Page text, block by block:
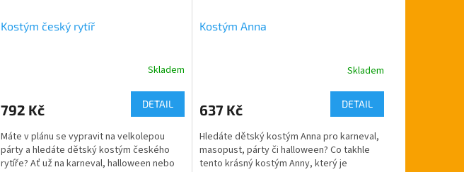
Kostým český rytíř
je
z
5
hvězdiček.
Skladem
792 Kč DETAIL
Máte v plánu se vypravit na velkolepou
párty a hledáte dětský kostým českého
rytíře? Ať už na karneval, halloween nebo
Kostým Anna
Skladem
637 Kč DETAIL
Hledáte dětský kostým Anna pro karneval,
masopust, párty či halloween? Co takhle
tento krásný kostým Anny, který je